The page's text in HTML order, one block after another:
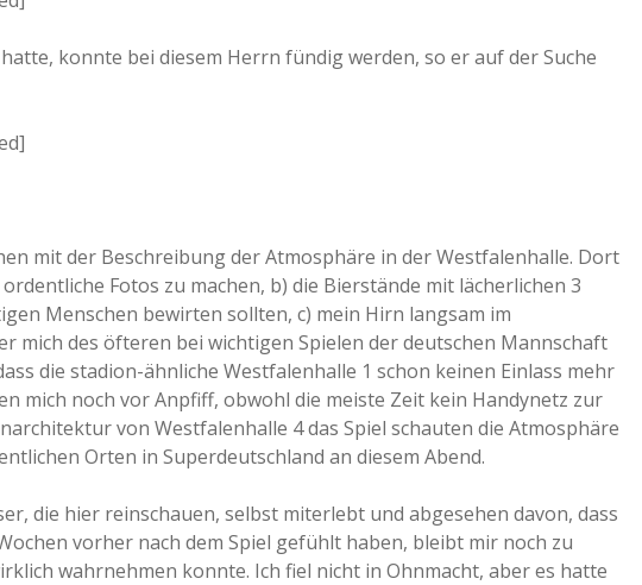
konnte bei diesem Herrn fündig werden, so er auf der Suche
mit der Beschreibung der Atmosphäre in der Westfalenhalle. Dort
Fotos zu machen, b) die Bierstände mit lächerlichen 3
Menschen bewirten sollten, c) mein Hirn langsam im
mich des öfteren bei wichtigen Spielen der deutschen Mannschaft
die stadion-ähnliche Westfalenhalle 1 schon keinen Einlass mehr
mich noch vor Anpfiff, obwohl die meiste Zeit kein Handynetz zur
von Westfalenhalle 4 das Spiel schauten die Atmosphäre
Orten in Superdeutschland an diesem Abend.
die hier reinschauen, selbst miterlebt und abgesehen davon, dass
vorher nach dem Spiel gefühlt haben, bleibt mir noch zu
wahrnehmen konnte. Ich fiel nicht in Ohnmacht, aber es hatte